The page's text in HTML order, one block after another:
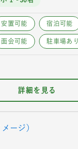
安置可能 宿泊可能
面会可能 駐車場あり
詳細を見る